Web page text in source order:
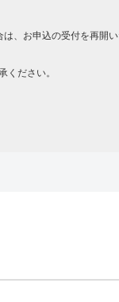
、お申込の受付を再開
ください。